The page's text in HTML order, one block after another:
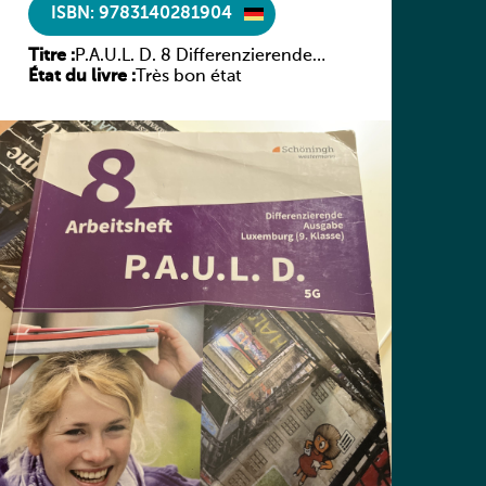
ISBN: 9783140281904
Titre :P.A.U.L. D. 8 Differenzierende
Ausgabe Luxemburg – Arbeitsheft
État du livre :Très bon état